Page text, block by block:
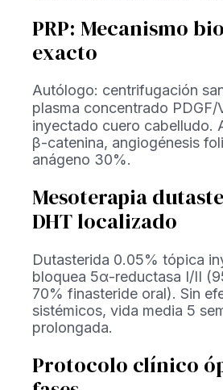
PRP: Mecanismo
exacto
Autólogo: centrifugación
plasma concentrado
inyectado cuero cabelludo.
β-catenina, angiogénesis
anágeno 30%.
Mesoterapia
DHT localizado
Dutasterida 0.05% tópica
bloquea 5α-reductasa I/II
70% finasteride oral). Sin
sistémicos, vida media 5
prolongada.
Protocolo clínico